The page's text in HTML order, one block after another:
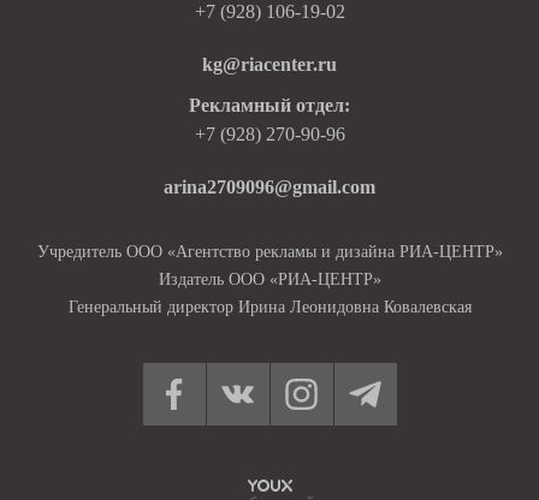
+7 (928) 106-19-02
kg@riacenter.ru
Рекламный отдел:
+7 (928) 270-90-96
arina2709096@gmail.com
Учредитель ООО «Агентство рекламы и дизайна РИА-ЦЕНТР»
Издатель ООО «РИА-ЦЕНТР»
Генеральный директор Ирина Леонидовна Ковалевская